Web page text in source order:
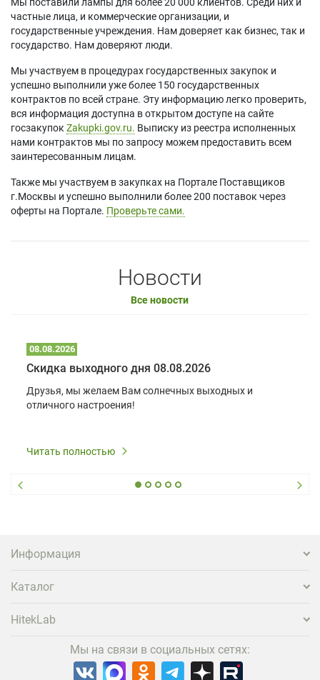
частные лица, и коммерческие организации, и
государственные учреждения. Нам доверяет как бизнес, так и
государство. Нам доверяют люди.
Мы участвуем в процедурах государственных закупок и
успешно выполнили уже более 150 государственных
контрактов по всей стране. Эту информацию легко проверить,
вся информация доступна в открытом доступе на сайте
госзакупок Zakupki.gov.ru. Выписку из реестра исполненных
нами контрактов мы по запросу можем предоставить всем
заинтересованным лицам.
Также мы участвуем в закупках на Портале Поставщиков
г.Москвы и успешно выполнили более 200 поставок через
оферты на Портале. Проверьте сами.
Новости
Все новости
08.08.2026
Скидка выходного дня 08.08.2026
Друзья, мы желаем Вам солнечных выходных и
отличного настроения!
Читать полностью
Информация
Каталог
HitekLab
Мы на связи в социальных сетях: